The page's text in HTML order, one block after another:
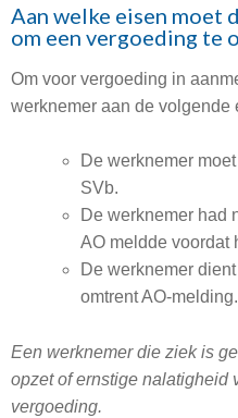
Aan welke eisen moet
om een vergoeding te
Om voor vergoeding in
werknemer aan de volgende
De werknemer
SVb.
De werknemer had
AO meldde voordat
De werknemer
omtrent AO-melding.
Een werknemer die ziek is
opzet of ernstige nalatigheid
vergoeding.